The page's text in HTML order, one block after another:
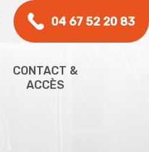
04 67 52 20 83
CONTACT &
ACCÈS